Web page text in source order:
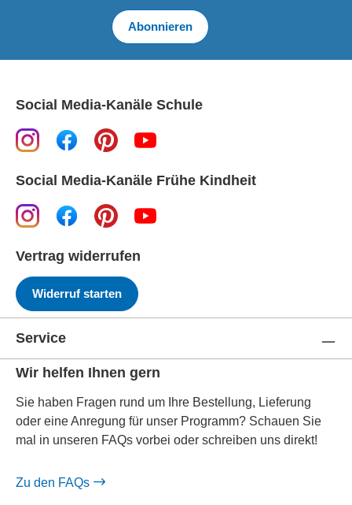
Abonnieren
Social Media-Kanäle Schule
Social Media-Kanäle Frühe Kindheit
Vertrag widerrufen
Widerruf starten
Service
Wir helfen Ihnen gern
Sie haben Fragen rund um Ihre Bestellung, Lieferung
oder eine Anregung für unser Programm? Schauen Sie
mal in unseren FAQs vorbei oder schreiben uns direkt!
Zu den FAQs